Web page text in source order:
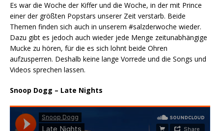
Es war die Woche der Kiffer und die Woche, in der mit Prince
einer der größten Popstars unserer Zeit verstarb. Beide
Themen finden sich auch in unserem #salzderwoche wieder.
Dazu gibt es jedoch auch wieder jede Menge zeitunabhängige
Mucke zu hören, für die es sich lohnt beide Ohren
aufzusperren. Deshalb keine lange Vorrede und die Songs und
Videos sprechen lassen.
Snoop Dogg – Late Nights